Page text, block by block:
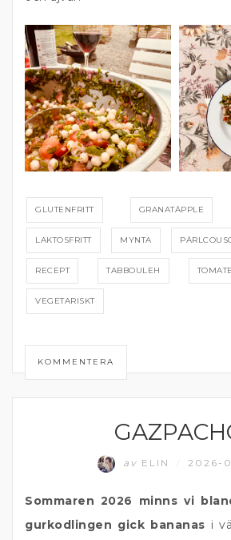
GLUTENFRITT GRANATÄPPLE
LAKTOSFRITT MYNTA
RECEPT TABBOULEH
VEGETARISKT
KOMMENTERA
GRÖNA TILLBEHÖR
av ELIN 2026-
Sommaren 2026 minns vi
gurkodlingen gick bananas i